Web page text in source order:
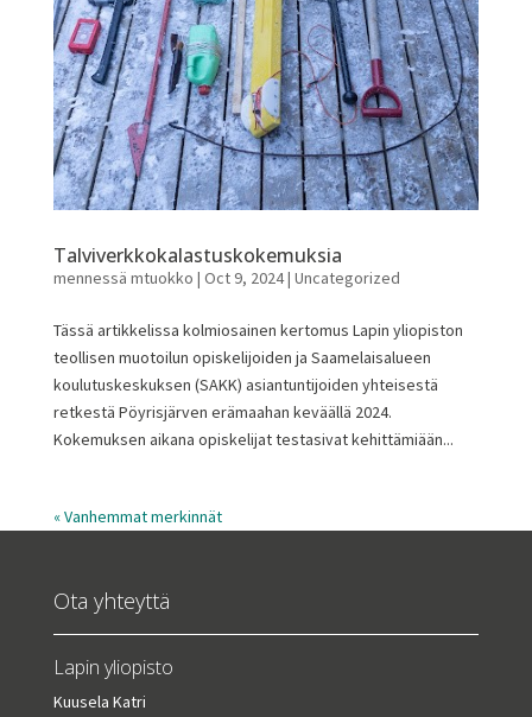
Talviverkkokalastuskokemuksia
mennessä mtuokko | Oct 9, 2024| Uncategorized
Tässä artikkelissa kolmiosainen kertomus Lapin yliopiston
teollisen muotoilun opiskelijoiden ja Saamelaisalueen
koulutuskeskuksen (SAKK) asiantuntijoiden yhteisestä
retkestä Pöyrisjärven erämaahan keväällä 2024.
Kokemuksen aikana opiskelijat testasivat kehittämiään...
« Vanhemmat merkinnät
Ota yhteyttä
Lapin yliopisto
Kuusela Katri